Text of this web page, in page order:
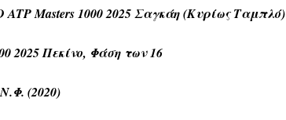
ATP Masters 1000 2025 Σαγκάη (Κυρίως Ταμπλό)
2025 Πεκίνο, Φάση των 16
(2020)